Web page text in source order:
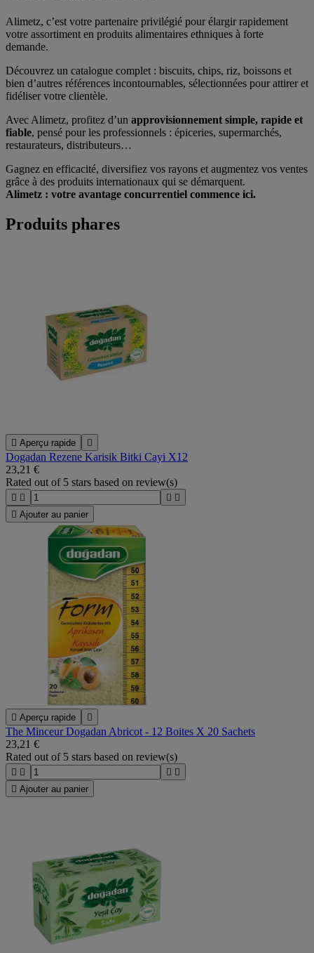
Alimetz, c’est votre partenaire privilégié pour élargir rapidement
votre assortiment en produits alimentaires ethniques à forte
demande.
Découvrez un catalogue complet : biscuits, chips, riz, boissons et
bien d’autres références incontournables, sélectionnées pour attirer et
fidéliser votre clientèle.
Avec Alimetz, profitez d’un approvisionnement simple, rapide et
fiable, pensé pour les professionnels : épiceries, supermarchés,
restaurateurs, distributeurs…
Gagnez en efficacité, diversifiez vos rayons et augmentez vos ventes
grâce à des produits internationaux qui se démarquent.
Alimetz : votre avantage concurrentiel commence ici.
Produits phares
 Aperçu rapide 
Dogadan Rezene Karisik Bitki Cayi X12
23,21 €
Rated out of 5 stars based on review(s)
   
 Ajouter au panier
 Aperçu rapide 
The Minceur Dogadan Abricot - 12 Boites X 20 Sachets
23,21 €
Rated out of 5 stars based on review(s)
   
 Ajouter au panier